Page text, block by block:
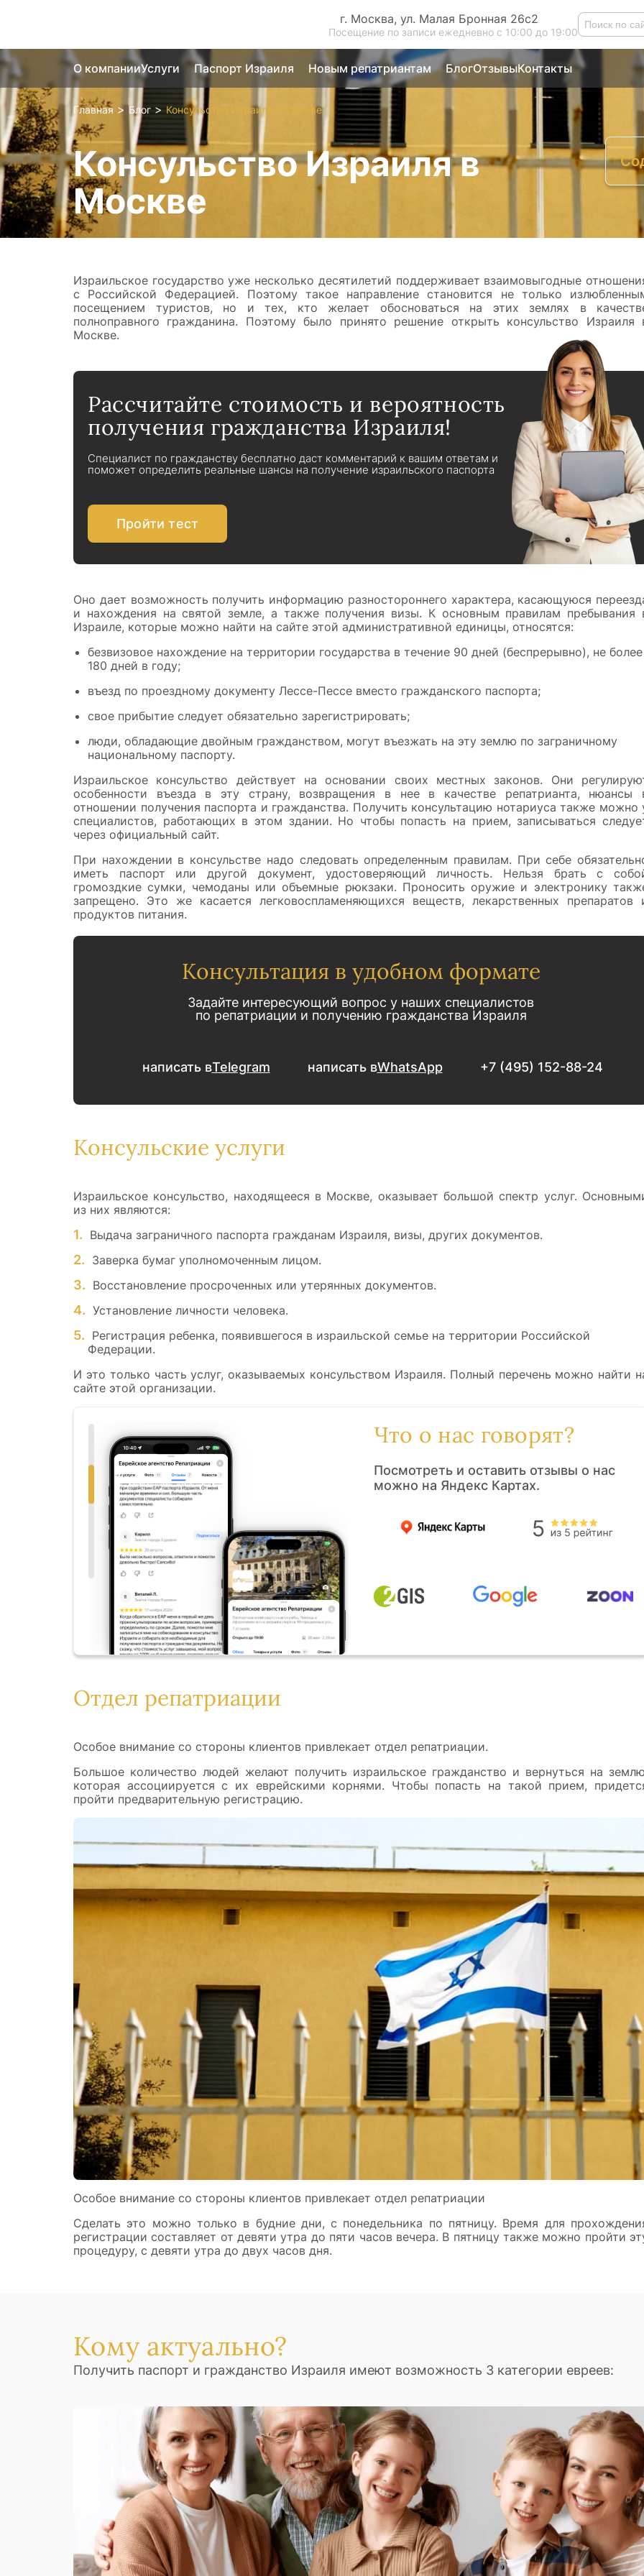
г. Москва, ул. Малая Бронная 26с2
Посещение по записи ежедневно с 10:00 до 19:00
О компанииУслуги Паспорт Израиля Новым репатриантам БлогОтзывыКонтакты
Главная > Блог > Консульство Израиля в Москве
Консульство Израиля в
Москве
Израильское государство уже несколько десятилетий поддерживает взаимовыгодные
с Российской Федерацией. Поэтому такое направление становится не только
посещением туристов, но и тех, кто желает обосноваться на этих землях в
полноправного гражданина. Поэтому было принято решение открыть консульство Израиля
Москве.
Рассчитайте стоимость и вероятность
получения гражданства Израиля!
Специалист по гражданству бесплатно даст комментарий к вашим ответам и
поможет определить реальные шансы на получение израильского паспорта
Пройти тест
Оно дает возможность получить информацию разностороннего характера, касающуюся
и нахождения на святой земле, а также получения визы. К основным правилам пребывания
Израиле, которые можно найти на сайте этой административной единицы, относятся:
безвизовое нахождение на территории государства в течение 90 дней (беспрерывно), не более
180 дней в году;
въезд по проездному документу Лессе-Пессе вместо гражданского паспорта;
свое прибытие следует обязательно зарегистрировать;
люди, обладающие двойным гражданством, могут въезжать на эту землю по заграничному
национальному паспорту.
Израильское консульство действует на основании своих местных законов. Они
особенности въезда в эту страну, возвращения в нее в качестве репатрианта, нюансы
отношении получения паспорта и гражданства. Получить консультацию нотариуса также можно
специалистов, работающих в этом здании. Но чтобы попасть на прием, записываться
через официальный сайт.
При нахождении в консульстве надо следовать определенным правилам. При себе
иметь паспорт или другой документ, удостоверяющий личность. Нельзя брать с
громоздкие сумки, чемоданы или объемные рюкзаки. Проносить оружие и электронику
запрещено. Это же касается легковоспламеняющихся веществ, лекарственных препаратов
продуктов питания.
Консультация в удобном формате
Задайте интересующий вопрос у наших специалистов
по репатриации и получению гражданства Израиля
написать вTelegram написать вWhatsApp +7 (495) 152-88-24
Консульские услуги
Израильское консульство, находящееся в Москве, оказывает большой спектр услуг.
из них являются:
Выдача заграничного паспорта гражданам Израиля, визы, других документов.
Заверка бумаг уполномоченным лицом.
Восстановление просроченных или утерянных документов.
Установление личности человека.
Регистрация ребенка, появившегося в израильской семье на территории Российской
Федерации.
И это только часть услуг, оказываемых консульством Израиля. Полный перечень можно найти
сайте этой организации.
Что о нас говорят?
Посмотреть и оставить отзывы о нас
можно на Яндекс Картах.
Отдел репатриации
Особое внимание со стороны клиентов привлекает отдел репатриации.
Большое количество людей желают получить израильское гражданство и вернуться на
которая ассоциируется с их еврейскими корнями. Чтобы попасть на такой прием,
пройти предварительную регистрацию.
Особое внимание со стороны клиентов привлекает отдел репатриации
Сделать это можно только в будние дни, с понедельника по пятницу. Время для
регистрации составляет от девяти утра до пяти часов вечера. В пятницу также можно пройти
процедуру, с девяти утра до двух часов дня.
Кому актуально?
Получить паспорт и гражданство Израиля имеют возможность 3 категории евреев: